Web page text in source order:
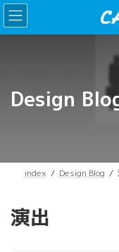
コ
ン
テ
ナ
ビ
ゲ
Design
index Design Blog
演出